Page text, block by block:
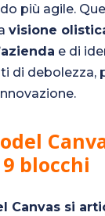
più agile.
visione
e di
di debolezza,
blocchi
Canvas si